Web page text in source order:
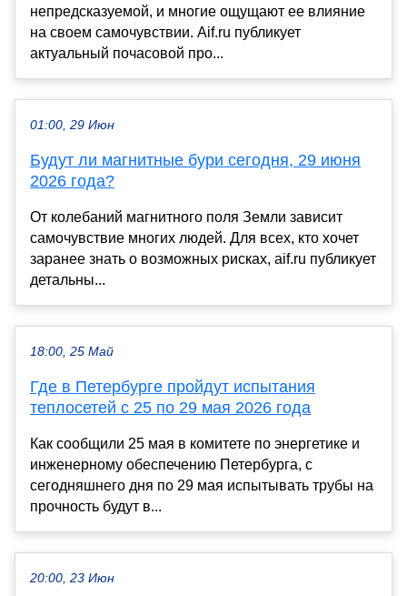
непредсказуемой, и многие ощущают ее влияние
на своем самочувствии. Aif.ru публикует
актуальный почасовой про...
01:00, 29 Июн
Будут ли магнитные бури сегодня, 29 июня
2026 года?
От колебаний магнитного поля Земли зависит
самочувствие многих людей. Для всех, кто хочет
заранее знать о возможных рисках, aif.ru публикует
детальны...
18:00, 25 Май
Где в Петербурге пройдут испытания
теплосетей с 25 по 29 мая 2026 года
Как сообщили 25 мая в комитете по энергетике и
инженерному обеспечению Петербурга, с
сегодняшнего дня по 29 мая испытывать трубы на
прочность будут в...
20:00, 23 Июн